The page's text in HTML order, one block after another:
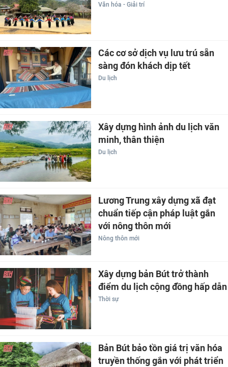
Văn hóa - Giải trí
Các cơ sở dịch vụ lưu trú sẵn
sàng đón khách dịp tết
Du lịch
Xây dựng hình ảnh du lịch văn
minh, thân thiện
Du lịch
Lương Trung xây dựng xã đạt
chuẩn tiếp cận pháp luật gắn
với nông thôn mới
Nông thôn mới
Xây dựng bản Bút trở thành
điểm du lịch cộng đồng hấp dẫn
Thời sự
Bản Bút bảo tồn giá trị văn hóa
truyền thống gắn với phát triển